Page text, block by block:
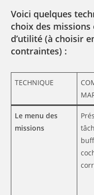
Voici quelques
choix des
d’utilité (à choisir
contraintes) :
TECHNIQUE
Le menu des
missions